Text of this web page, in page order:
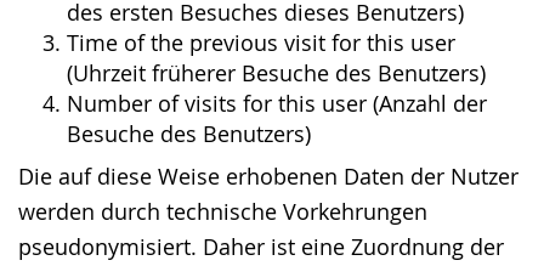
des ersten Besuches dieses Benutzers)
Time of the previous visit for this user
(Uhrzeit früherer Besuche des Benutzers)
Number of visits for this user (Anzahl der
Besuche des Benutzers)
Die auf diese Weise erhobenen Daten der Nutzer
werden durch technische Vorkehrungen
pseudonymisiert. Daher ist eine Zuordnung der